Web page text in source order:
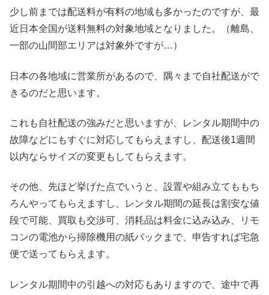
少し前までは配送料が有料の地域も多かったのですが、最
近日本全国が送料無料の対象地域となりました。（離島、
一部の山間部エリアは対象外ですが…）
日本の各地域に営業所があるので、隅々まで自社配送がで
きるのだと思います。
これも自社配送の強みだと思いますが、レンタル期間中の
故障などにもすぐに対応してもらえますし、配送後1週間
以内ならサイズの変更もしてもらえます。
その他、先ほど挙げた点でいうと、設置や組み立てももち
ろんやってもらえますし、レンタル期間の延長は割安な値
段で可能、買取も交渉可、消耗品は料金に込み込み、リモ
コンの電池から掃除機用の紙パックまで、申告すれば宅急
便で送ってもらえます。
レンタル期間中の引越への対応もありますので、途中で再